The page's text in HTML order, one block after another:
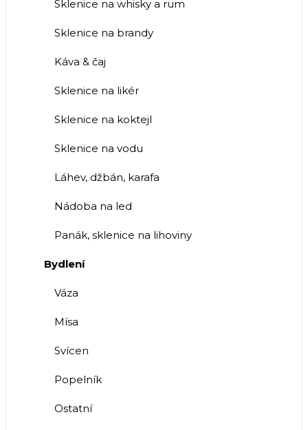
Sklenice na whisky a rum
Sklenice na brandy
Káva & čaj
Sklenice na likér
Sklenice na koktejl
Sklenice na vodu
Láhev, džbán, karafa
Nádoba na led
Panák, sklenice na lihoviny
Bydlení
Váza
Mísa
Svícen
Popelník
Ostatní